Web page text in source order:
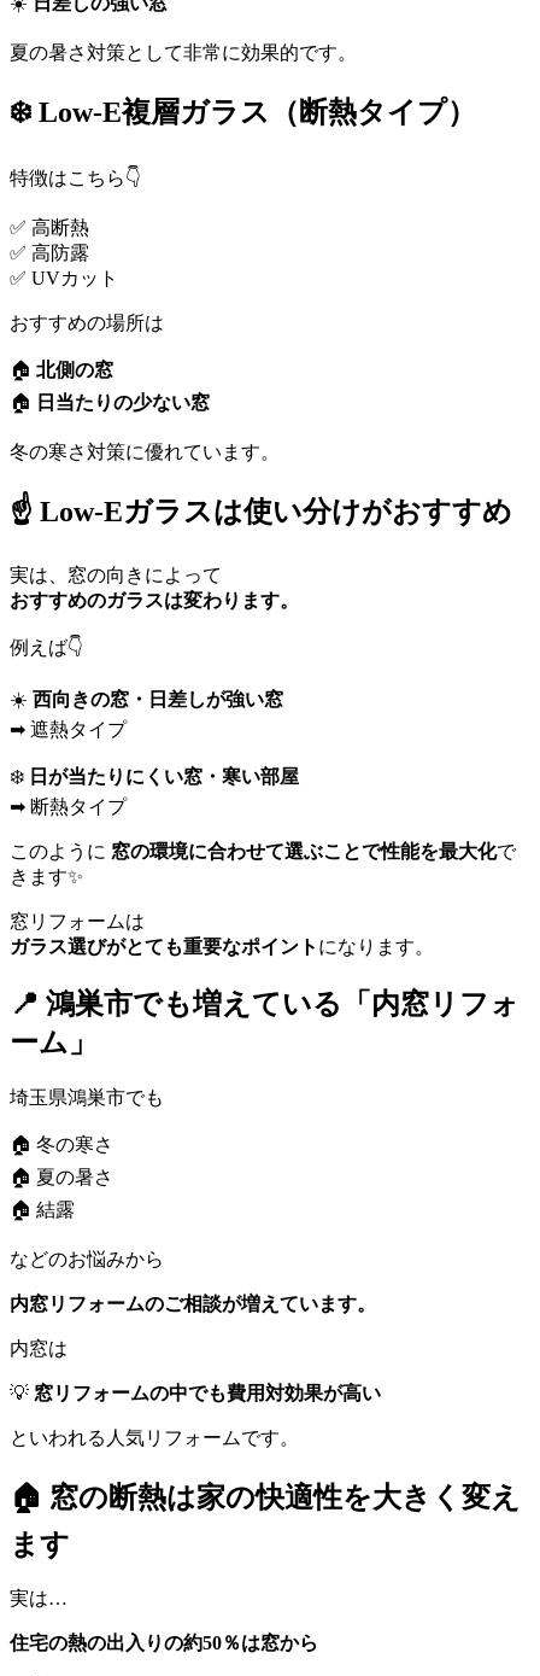
夏の暑さ対策として非常に効果的です。
❄️ Low-E複層ガラス（断熱タイプ）
特徴はこちら👇
✅ 高断熱
✅ 高防露
✅ UVカット
おすすめの場所は
🏠 北側の窓
🏠 日当たりの少ない窓
冬の寒さ対策に優れています。
☝️ Low-Eガラスは使い分けがおすすめ
実は、窓の向きによって
おすすめのガラスは変わります。
例えば👇
☀️ 西向きの窓・日差しが強い窓
➡ 遮熱タイプ
❄️ 日が当たりにくい窓・寒い部屋
➡ 断熱タイプ
このように 窓の環境に合わせて選ぶことで性能を最大化で
きます✨
窓リフォームは
ガラス選びがとても重要なポイント になります。
📍 鴻巣市でも増えている「内窓リフォ
ーム」
埼玉県鴻巣市でも
🏠 冬の寒さ
🏠 夏の暑さ
🏠 結露
などのお悩みから
内窓リフォームのご相談が増えています。
内窓は
💡 窓リフォームの中でも費用対効果が高い
といわれる人気リフォームです。
🏠 窓の断熱は家の快適性を大きく変え
ます
実は…
住宅の熱の出入りの約50％は窓から